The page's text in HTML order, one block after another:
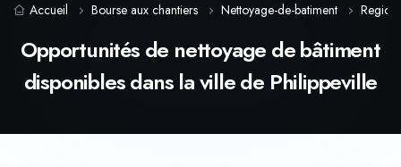
Accueil Bourse aux chantiers Nettoyage-de-batiment
Opportunités de nettoyage de bâtiment
disponibles dans la ville de Philippeville